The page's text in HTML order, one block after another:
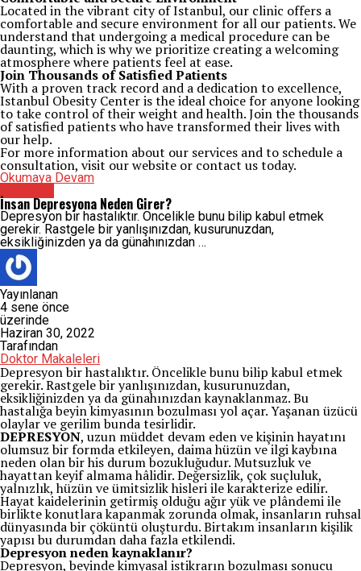
Located in the vibrant city of Istanbul, our clinic offers a
comfortable and secure environment for all our patients. We
understand that undergoing a medical procedure can be
daunting, which is why we prioritize creating a welcoming
atmosphere where patients feel at ease.
Join Thousands of Satisfied Patients
With a proven track record and a dedication to excellence,
Istanbul Obesity Center is the ideal choice for anyone looking
to take control of their weight and health. Join the thousands
of satisfied patients who have transformed their lives with
our help.
For more information about our services and to schedule a
consultation, visit our website or contact us today.
Okumaya Devam
İnsan Depresyona Neden Girer?
Depresyon bir hastalıktır. Öncelikle bunu bilip kabul etmek
gerekir. Rastgele bir yanlışınızdan, kusurunuzdan,
eksikliğinizden ya da günahınızdan …
Yayınlanan
4 sene önce
üzerinde
Haziran 30, 2022
Tarafından
Doktor Makaleleri
Depresyon bir hastalıktır. Öncelikle bunu bilip kabul etmek
gerekir. Rastgele bir yanlışınızdan, kusurunuzdan,
eksikliğinizden ya da günahınızdan kaynaklanmaz. Bu
hastalığa beyin kimyasının bozulması yol açar. Yaşanan üzücü
olaylar ve gerilim bunda tesirlidir.
DEPRESYON, uzun müddet devam eden ve kişinin hayatını
olumsuz bir formda etkileyen, daima hüzün ve ilgi kaybına
neden olan bir his durum bozukluğudur. Mutsuzluk ve
hayattan keyif almama hâlidir. Değersizlik, çok suçluluk,
yalnızlık, hüzün ve ümitsizlik hisleri ile karakterize edilir.
Hayat kaidelerinin getirmiş olduğu ağır yük ve plândemi ile
birlikte konutlara kapanmak zorunda olmak, insanların ruhsal
dünyasında bir çöküntü oluşturdu. Birtakım insanların kişilik
yapısı bu durumdan daha fazla etkilendi.
Depresyon neden kaynaklanır?
Depresyon, beyinde kimyasal istikrarın bozulması sonucu